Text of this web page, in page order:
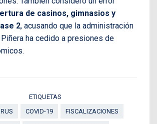
de casinos, gimnasios y
2, acusando que la administración
ha cedido a presiones de
ETIQUETAS
COVID-19 FISCALIZACIONES